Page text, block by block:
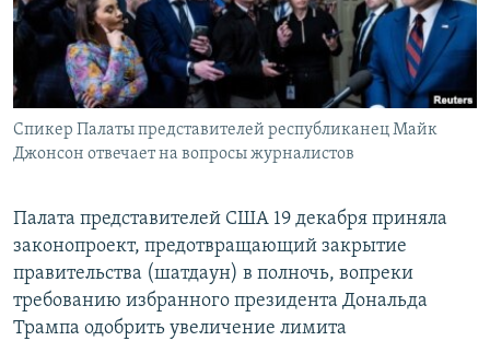
Спикер Палаты представителей республиканец Майк
Джонсон отвечает на вопросы журналистов
Палата представителей США 19 декабря приняла
законопроект, предотвращающий закрытие
правительства (шатдаун) в полночь, вопреки
требованию избранного президента Дональда
Трампа одобрить увеличение лимита